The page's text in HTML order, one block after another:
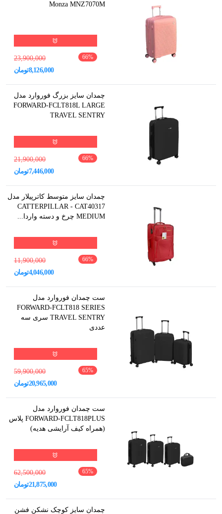
Monza MNZ7070M
66%
23,900,000
8,126,000تومان
چمدان سایز بزرگ فوروارد مدل
FORWARD-FCLT818L LARGE
TRAVEL SENTRY
66%
21,900,000
7,446,000تومان
چمدان سایز متوسط کاترپیلار مدل
CATTERPILLAR - CAT40317
MEDIUM چرخ و دسته واردا...
66%
11,900,000
4,046,000تومان
ست چمدان فوروارد مدل
FORWARD-FCLT818 SERIES
TRAVEL SENTRY سری سه
عددی
65%
59,900,000
20,965,000تومان
ست چمدان فوروارد مدل
FORWARD-FCLT818PLUS پلاس
(همراه کیف آرایشی هدیه)
65%
62,500,000
21,875,000تومان
چمدان سایز کوچک نشکن فشن